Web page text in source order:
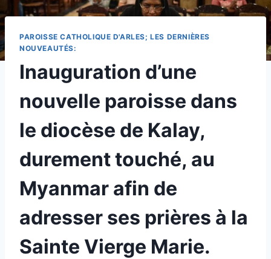
PAROISSE CATHOLIQUE D'ARLES; LES DERNIÈRES
NOUVEAUTÉS:
Inauguration d’une
nouvelle paroisse dans
le diocèse de Kalay,
durement touché, au
Myanmar afin de
adresser ses prières à la
Sainte Vierge Marie.